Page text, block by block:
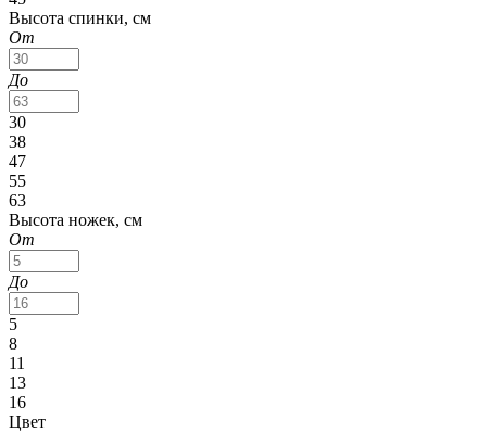
Высота спинки, см
От
До
30
38
47
55
63
Высота ножек, см
От
До
5
8
11
13
16
Цвет